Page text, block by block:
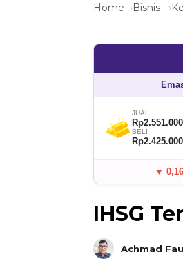
Home Bisnis
JUAL
Rp2.551.000
BELI
Rp2.425.000
▼
IHSG
Achmad